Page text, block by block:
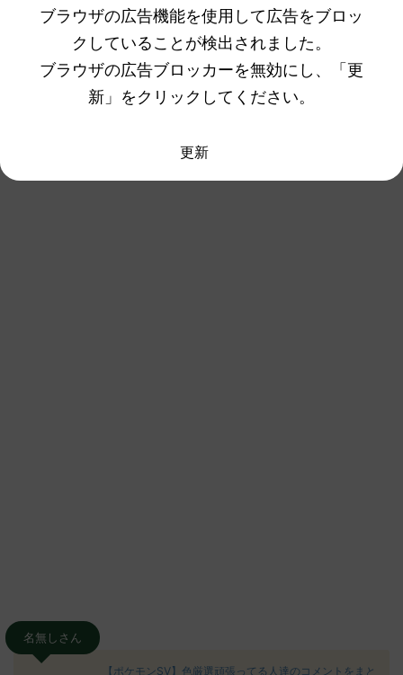
名無しさん
【ポケモンSV】色厳選頑張ってる人達のコメントをまと
ブラウザの広告機能を使用して広告をブロッ
クしていることが検出されました。
ブラウザの広告ブロッカーを無効にし、「更
新」をクリックしてください。
更新